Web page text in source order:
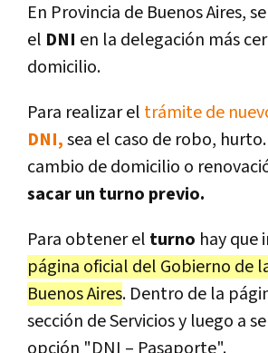
En Provincia de Buenos Aires,
el DNI en la delegación más
domicilio.
Para realizar el trámite de
DNI,sea el caso de robo,
cambio de domicilio o
sacar un turno previo.
Para obtener el turno hay que
página oficial del Gobierno de
Buenos Aires. Dentro de la
sección de Servicios y luego a